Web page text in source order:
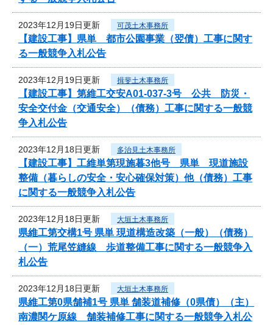
2023年12月19日更新 可茂土木事務所
【建設工事】県単 都市公園事業（翌債）工事に関す
る一般競争入札公告
2023年12月19日更新 揖斐土木事務所
【建設工事】第維工交安A01-037-3号 公共 防災・
安全交付金（交通安全）（債務）工事に関する一般競
争入札公告
2023年12月18日更新 多治見土木事務所
【建設工事】工維単第現施暮3他号 県単 現道施設
整備（暮らしの安全・安心確保対策）他（債務）工事
に関する一般競争入札公告
2023年12月18日更新 大垣土木事務所
県維工第交構1号 県単 現道構造改築（一般）（債務）
（一）荒尾笠縫線 歩道整備工事に関する一般競争入
札公告
2023年12月18日更新 大垣土木事務所
県維工第0県舗補1号 県単 舗装道補修（0県債）（主）
南濃関ケ原線 舗装補修工事に関する一般競争入札公